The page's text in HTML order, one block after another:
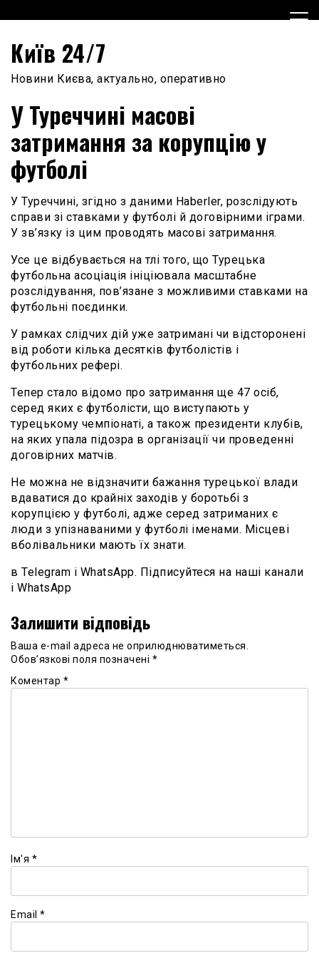
to
Київ 24/7
Новини Києва, актуально, оперативно
У Туреччині масові
затримання за корупцію у
футболі
У Туреччині, згідно з даними Haberler, розслідують
справи зі ставками у футболі й договірними іграми.
У зв’язку із цим проводять масові затримання.
Усе це відбувається на тлі того, що Турецька
футбольна асоціація ініціювала масштабне
розслідування, пов’язане з можливими ставками на
футбольні поєдинки.
У рамках слідчих дій уже затримані чи відсторонені
від роботи кілька десятків футболістів і
футбольних рефері.
Тепер стало відомо про затримання ще 47 осіб,
серед яких є футболісти, що виступають у
турецькому чемпіонаті, а також президенти клубів,
на яких упала підозра в організації чи проведенні
договірних матчів.
Не можна не відзначити бажання турецької влади
вдаватися до крайніх заходів у боротьбі з
корупцією у футболі, адже серед затриманих є
люди з упізнаваними у футболі іменами. Місцеві
вболівальники мають їх знати.
в Telegram і WhatsApp. Підписуйтеся на наші канали
і WhatsApp
Залишити відповідь
Ваша e-mail адреса не оприлюднюватиметься.
Обов’язкові поля позначені *
Коментар *
Ім'я *
Email *